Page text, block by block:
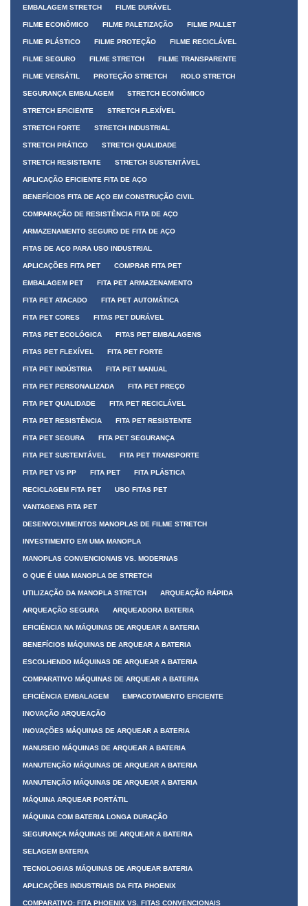
EMBALAGEM STRETCH FILME DURÁVEL
FILME ECONÔMICO FILME PALETIZAÇÃO FILME PALLET
FILME PLÁSTICO FILME PROTEÇÃO FILME RECICLÁVEL
FILME SEGURO FILME STRETCH FILME TRANSPARENTE
FILME VERSÁTIL PROTEÇÃO STRETCH ROLO STRETCH
SEGURANÇA EMBALAGEM STRETCH ECONÔMICO
STRETCH EFICIENTE STRETCH FLEXÍVEL
STRETCH FORTE STRETCH INDUSTRIAL
STRETCH PRÁTICO STRETCH QUALIDADE
STRETCH RESISTENTE STRETCH SUSTENTÁVEL
APLICAÇÃO EFICIENTE FITA DE AÇO
BENEFÍCIOS FITA DE AÇO EM CONSTRUÇÃO CIVIL
COMPARAÇÃO DE RESISTÊNCIA FITA DE AÇO
ARMAZENAMENTO SEGURO DE FITA DE AÇO
FITAS DE AÇO PARA USO INDUSTRIAL
APLICAÇÕES FITA PET COMPRAR FITA PET
EMBALAGEM PET FITA PET ARMAZENAMENTO
FITA PET ATACADO FITA PET AUTOMÁTICA
FITA PET CORES FITAS PET DURÁVEL
FITAS PET ECOLÓGICA FITAS PET EMBALAGENS
FITAS PET FLEXÍVEL FITA PET FORTE
FITA PET INDÚSTRIA FITA PET MANUAL
FITA PET PERSONALIZADA FITA PET PREÇO
FITA PET QUALIDADE FITA PET RECICLÁVEL
FITA PET RESISTÊNCIA FITA PET RESISTENTE
FITA PET SEGURA FITA PET SEGURANÇA
FITA PET SUSTENTÁVEL FITA PET TRANSPORTE
FITA PET VS PP FITA PET FITA PLÁSTICA
RECICLAGEM FITA PET USO FITAS PET
VANTAGENS FITA PET
DESENVOLVIMENTOS MANOPLAS DE FILME STRETCH
INVESTIMENTO EM UMA MANOPLA
MANOPLAS CONVENCIONAIS VS. MODERNAS
O QUE É UMA MANOPLA DE STRETCH
UTILIZAÇÃO DA MANOPLA STRETCH ARQUEAÇÃO RÁPIDA
ARQUEAÇÃO SEGURA ARQUEADORA BATERIA
EFICIÊNCIA NA MÁQUINAS DE ARQUEAR A BATERIA
BENEFÍCIOS MÁQUINAS DE ARQUEAR A BATERIA
ESCOLHENDO MÁQUINAS DE ARQUEAR A BATERIA
COMPARATIVO MÁQUINAS DE ARQUEAR A BATERIA
EFICIÊNCIA EMBALAGEM EMPACOTAMENTO EFICIENTE
INOVAÇÃO ARQUEAÇÃO
INOVAÇÕES MÁQUINAS DE ARQUEAR A BATERIA
MANUSEIO MÁQUINAS DE ARQUEAR A BATERIA
MANUTENÇÃO MÁQUINAS DE ARQUEAR A BATERIA
MANUTENÇÃO MÁQUINAS DE ARQUEAR A BATERIA
MÁQUINA ARQUEAR PORTÁTIL
MÁQUINA COM BATERIA LONGA DURAÇÃO
SEGURANÇA MÁQUINAS DE ARQUEAR A BATERIA
SELAGEM BATERIA
TECNOLOGIAS MÁQUINAS DE ARQUEAR BATERIA
APLICAÇÕES INDUSTRIAIS DA FITA PHOENIX
COMPARATIVO: FITA PHOENIX VS. FITAS CONVENCIONAIS